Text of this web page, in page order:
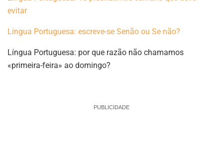
evitar
Língua Portuguesa: escreve-se Senão ou Se não?
Língua Portuguesa: por que razão não chamamos
«primeira-feira» ao domingo?
PUBLICIDADE